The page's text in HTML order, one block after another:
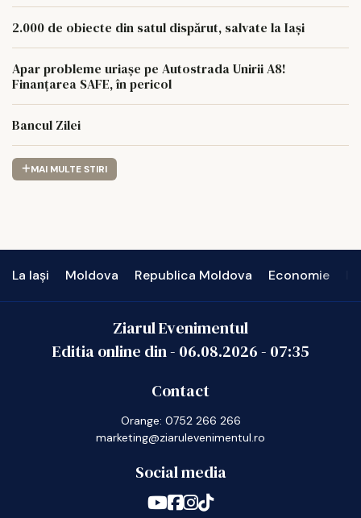
2.000 de obiecte din satul dispărut, salvate la Iași
Apar probleme uriașe pe Autostrada Unirii A8!
Finanțarea SAFE, în pericol
Bancul Zilei
MAI MULTE STIRI
La Iași Moldova Republica Moldova Economie
Ziarul Evenimentul
Editia online din - 06.08.2026- 07:35
Contact
Orange: 0752 266 266
marketing@ziarulevenimentul.ro
Social media